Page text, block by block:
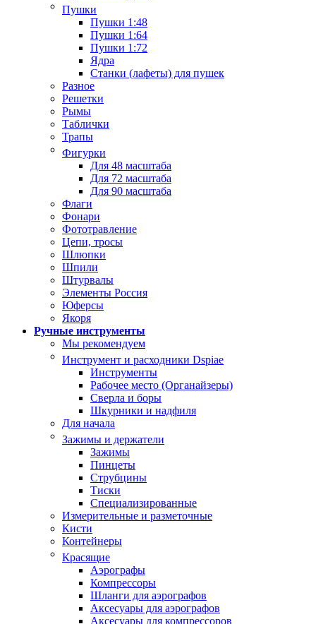
Пушки
Пушки 1:48
Пушки 1:64
Пушки 1:72
Ядра
Станки (лафеты) для пушек
Разное
Решетки
Рымы
Таблички
Трапы
Фигурки
Для 48 масштаба
Для 72 масштаба
Для 90 масштаба
Флаги
Фонари
Фототравление
Цепи, тросы
Шлюпки
Шпили
Штурвалы
Элементы Россия
Юферсы
Якоря
Ручные инструменты
Мы рекомендуем
Инструмент и расходники Dspiae
Инструменты
Рабочее место (Органайзеры)
Сверла и боры
Шкурники и надфиля
Для начала
Зажимы и держатели
Зажимы
Пинцеты
Струбцины
Тиски
Специализированные
Измерительные и разметочные
Кисти
Контейнеры
Красящие
Аэрографы
Компрессоры
Шланги для аэрографов
Аксесуары для аэрографов
Аксесуары для компрессоров